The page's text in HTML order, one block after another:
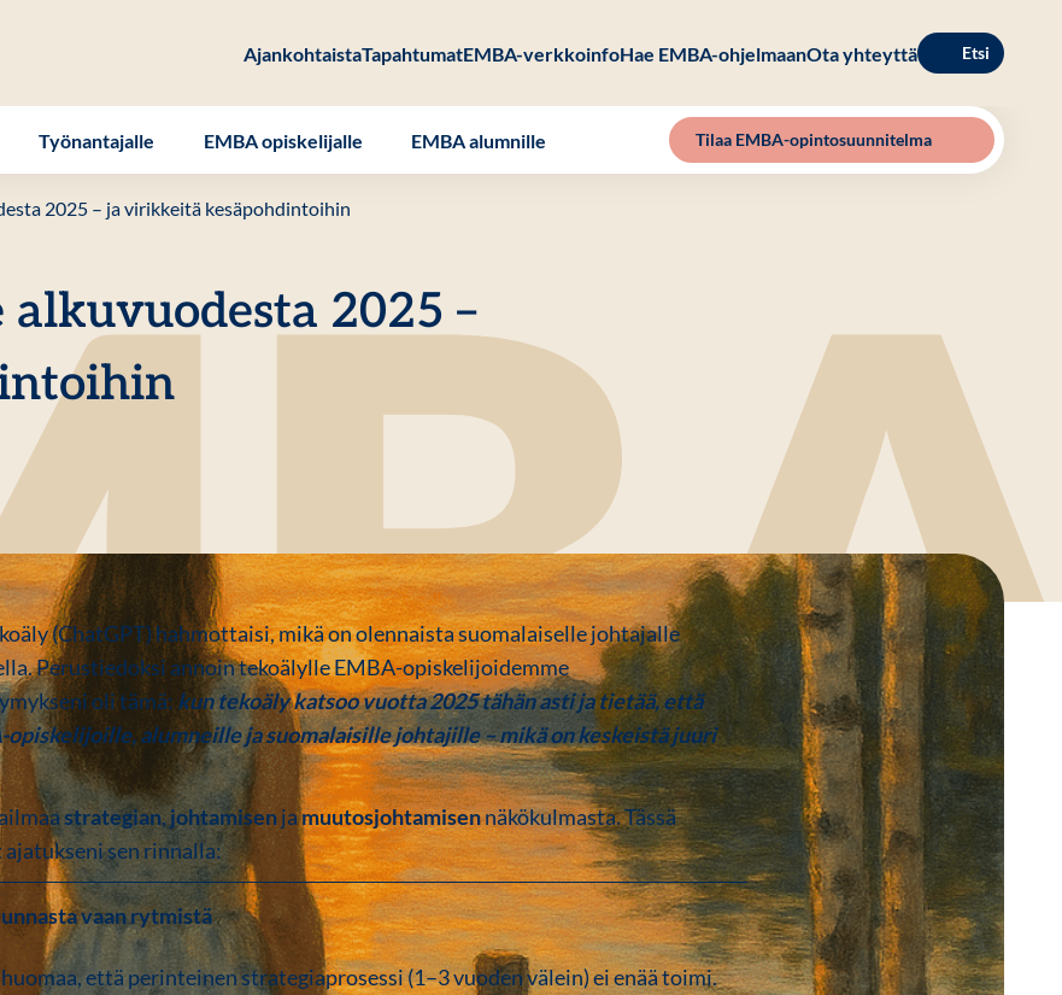
AjankohtaistaTapahtumatEMBA-verkkoinfoHae EMBA-ohjelmaanOta yhteyttä Etsi
Työnantajalle EMBA opiskelijalle EMBA alumnille Tilaa EMBA-opintosuunnitelma
2025 – ja virikkeitä kesäpohdintoihin
2025 –
(ChatGPT) hahmottaisi, mikä on olennaista suomalaiselle johtajalle
Perustiedoksi annoin tekoälylle EMBA-opiskelijoidemme
oli tämä: kun tekoäly katsoo vuotta 2025 tähän asti ja tietää, että
alumneille ja suomalaisille johtajille – mikä on keskeistä juuri
strategian,johtamisenjamuutosjohtamisennäkökulmasta. Tässä
ajatukseni sen rinnalla:
vaan rytmistä
että perinteinen strategiaprosessi (1–3 vuoden välein) ei enää toimi.